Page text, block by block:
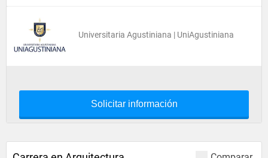
Universitaria Agustiniana | UniAgustiniana
Solicitar información